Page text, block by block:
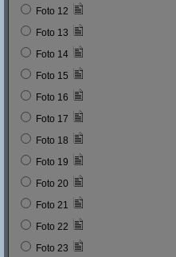
Foto 12
Foto 13
Foto 14
Foto 15
Foto 16
Foto 17
Foto 18
Foto 19
Foto 20
Foto 21
Foto 22
Foto 23